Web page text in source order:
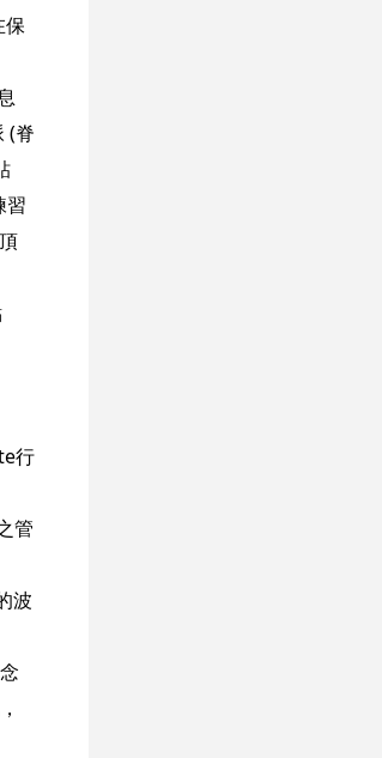
保
(脊
習
行
管
波